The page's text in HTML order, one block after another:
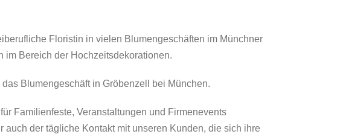
Floristin in vielen Blumengeschäften im Münchner
im Bereich der Hochzeitsdekorationen.
Blumengeschäft in Gröbenzell bei München.
Familienfeste, Veranstaltungen und Firmenevents
auch der tägliche Kontakt mit unseren Kunden, die sich ihre